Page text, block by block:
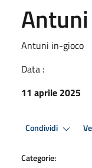
Antuni in-gioco
Data :
11 aprile 2025
Condividi
Categorie: